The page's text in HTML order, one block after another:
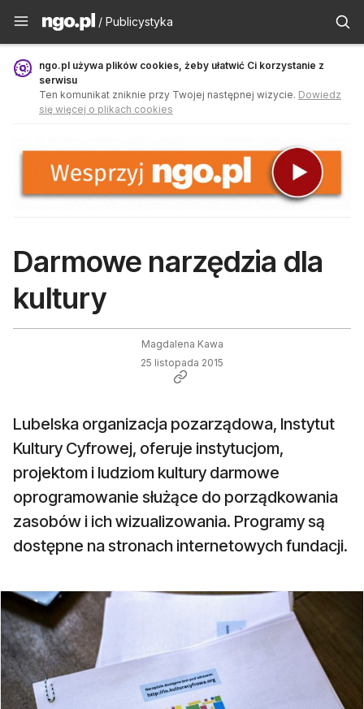
Publicystyka - ngo.pl
/ Publicystyka
ngo.pl używa plików cookies, żeby ułatwić Ci korzystanie z
serwisu
Ten komunikat zniknie przy Twojej następnej wizycie. Dowiedz
się więcej o plikach cookies
Darmowe narzędzia dla
kultury
Magdalena Kawa
25 listopada 2015
Lubelska organizacja pozarządowa, Instytut
Kultury Cyfrowej, oferuje instytucjom,
projektom i ludziom kultury darmowe
oprogramowanie służące do porządkowania
zasobów i ich wizualizowania. Programy są
dostępne na stronach internetowych fundacji.